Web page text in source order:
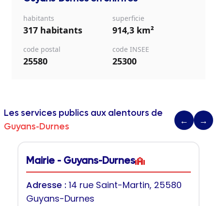
habitants
317 habitants
superficie
914,3 km²
code postal
25580
code INSEE
25300
Les services publics aux alentours de
Guyans-Durnes
← →
Mairie - Guyans-Durnes
Adresse : 14 rue Saint-Martin, 25580
Guyans-Durnes